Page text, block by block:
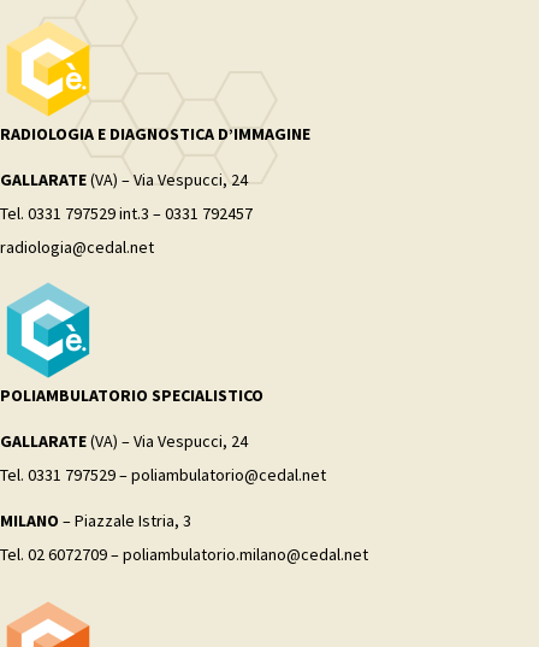
RADIOLOGIA E DIAGNOSTICA D’IMMAGINE
GALLARATE(VA) – Via Vespucci, 24
Tel. 0331 797529 int.3 – 0331 792457
radiologia@cedal.net
POLIAMBULATORIO SPECIALISTICO
GALLARATE(VA) – Via Vespucci, 24
Tel. 0331 797529 – poliambulatorio@cedal.net
MILANO – Piazzale Istria, 3
Tel. 02 6072709 – poliambulatorio.milano@cedal.net